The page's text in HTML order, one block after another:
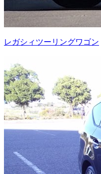
レガシィツーリングワゴン